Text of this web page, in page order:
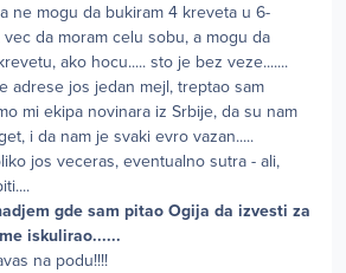
ne mogu da bukiram 4 kreveta u 6-
da moram celu sobu, a mogu da
ako hocu..... sto je bez veze.......
adrese jos jedan mejl, treptao sam
mi ekipa novinara iz Srbije, da su nam
i da nam je svaki evro vazan.....
jos veceras, eventualno sutra - ali,
gde sam pitao Ogija da izvesti za
iskulirao......
na podu!!!!